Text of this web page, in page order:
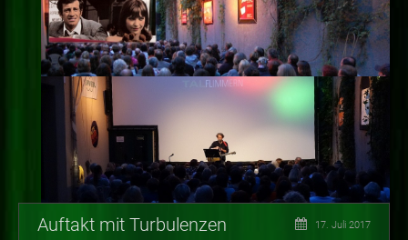
Auftakt mit Turbulenzen 17. Juli 2017